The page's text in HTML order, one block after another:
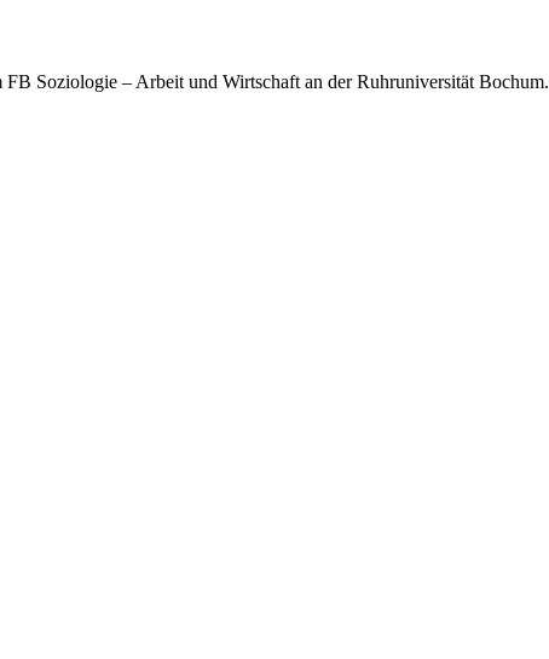
Soziologie – Arbeit und Wirtschaft an der Ruhruniversität Bochum.